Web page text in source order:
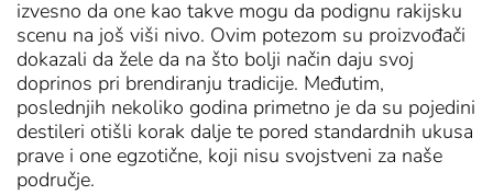
izvesno da one kao takve mogu da podignu rakijsku
scenu na još viši nivo. Ovim potezom su proizvođači
dokazali da žele da na što bolji način daju svoj
doprinos pri brendiranju tradicije. Međutim,
poslednjih nekoliko godina primetno je da su pojedini
destileri otišli korak dalje te pored standardnih ukusa
prave i one egzotične, koji nisu svojstveni za naše
područje.